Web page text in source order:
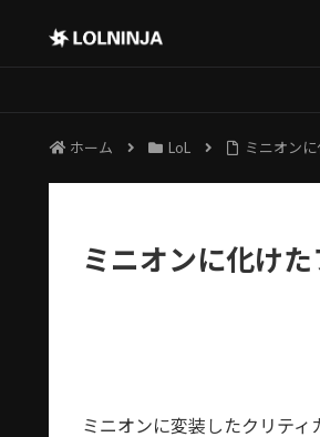
ホーム LoL ミニオン
ミニオンに化け
ミニオンに変装したクリティ